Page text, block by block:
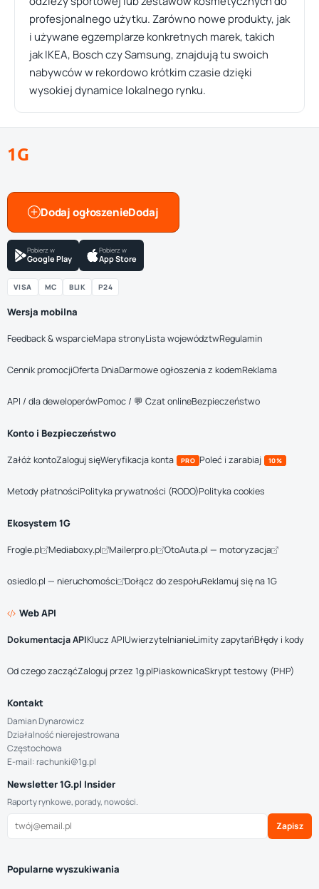
profesjonalnego użytku. Zarówno nowe produkty, jak
i używane egzemplarze konkretnych marek, takich
jak IKEA, Bosch czy Samsung, znajdują tu swoich
nabywców w rekordowo krótkim czasie dzięki
wysokiej dynamice lokalnego rynku.
1G
Dodaj ogłoszenie
Pobierz w
Google Play
Pobierz w
App Store
VISA MC BLIK P24
Wersja mobilna
Feedback & wsparcieMapa stronyLista województwRegulamin
Cennik promocjiOferta DniaDarmowe ogłoszenia z kodemReklama
API / dla deweloperówPomoc / 💬 Czat onlineBezpieczeństwo
Konto i Bezpieczeństwo
Załóż kontoZaloguj sięWeryfikacja konta PRO Poleć i zarabiaj 10%
Metody płatnościPolityka prywatności (RODO)Polityka cookies
Ekosystem 1G
Frogle.pl Mediaboxy.pl Mailerpro.pl OtoAuta.pl — motoryzacja
osiedlo.pl — nieruchomości Dołącz do zespołuReklamuj się na 1G
Web API
Dokumentacja APIKlucz APIUwierzytelnianieLimity zapytańBłędy i kody
Od czego zacząćZaloguj przez 1g.plPiaskownicaSkrypt testowy (PHP)
Kontakt
Damian Dynarowicz
Działalność nierejestrowana
Częstochowa
E-mail: rachunki@1g.pl
Newsletter 1G.pl Insider
Raporty rynkowe, porady, nowości.
Zapisz
Popularne wyszukiwania